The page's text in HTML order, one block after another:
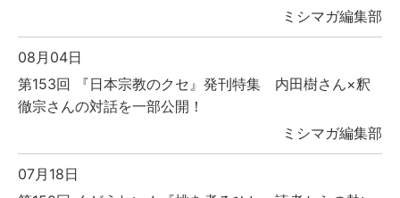
ミシマガ編集部
08月04日
第153回 『日本宗教のクセ』発刊特集 内田樹さん×釈
徹宗さんの対話を一部公開！
ミシマガ編集部
07月18日